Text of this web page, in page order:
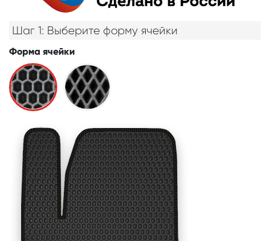
Шаг 1: Выберите форму ячейки
Форма ячейки